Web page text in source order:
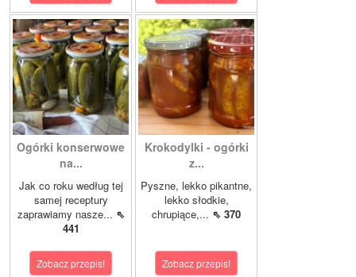
Ogórki konserwowe
na...
Jak co roku według tej
samej receptury
zaprawiamy nasze... ⇖
441
Zobacz przepis!
Krokodylki - ogórki
z...
Pyszne, lekko pikantne,
lekko słodkie,
chrupiące,... ⇖ 370
Zobacz przepis!